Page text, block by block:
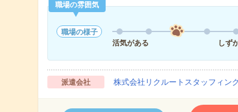
職場の雰囲気
職場の様子
活気がある
しず
派遣会社 株式会社リクルートスタッフィン